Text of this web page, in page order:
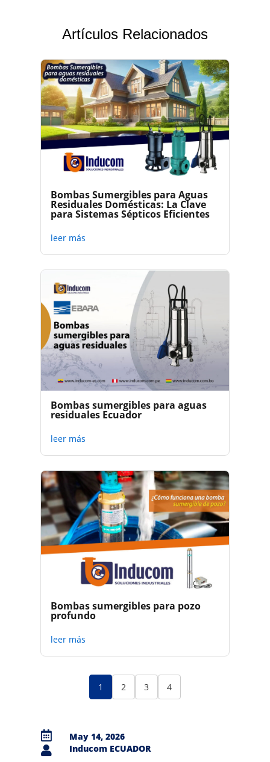
Artículos Relacionados
Bombas Sumergibles para Aguas
Residuales Domésticas: La Clave
para Sistemas Sépticos Eficientes
leer más
Bombas sumergibles para aguas
residuales Ecuador
leer más
Bombas sumergibles para pozo
profundo
leer más
1 2 3 4
 May 14, 2026
 Inducom ECUADOR